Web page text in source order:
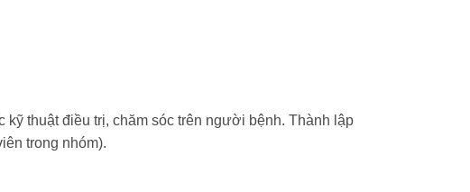
thuật điều trị, chăm sóc trên người bệnh. Thành lập
trong nhóm).